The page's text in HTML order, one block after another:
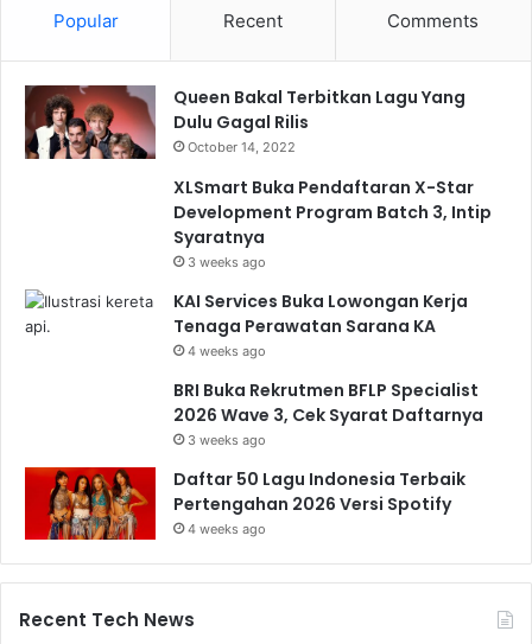
Popular Recent Comments
Queen Bakal Terbitkan Lagu Yang
Dulu Gagal Rilis
October 14, 2022
XLSmart Buka Pendaftaran X-Star
Development Program Batch 3, Intip
Syaratnya
3 weeks ago
KAI Services Buka Lowongan Kerja
Tenaga Perawatan Sarana KA
4 weeks ago
BRI Buka Rekrutmen BFLP Specialist
2026 Wave 3, Cek Syarat Daftarnya
3 weeks ago
Daftar 50 Lagu Indonesia Terbaik
Pertengahan 2026 Versi Spotify
4 weeks ago
Recent Tech News